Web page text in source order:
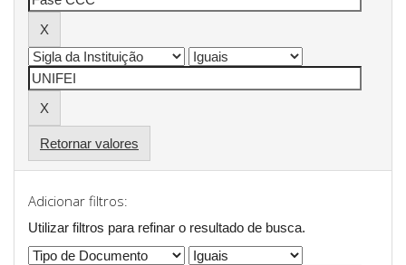
Retornar valores
Adicionar filtros:
Utilizar filtros para refinar o resultado de busca.